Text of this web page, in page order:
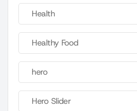
Health
Healthy Food
hero
Hero Slider